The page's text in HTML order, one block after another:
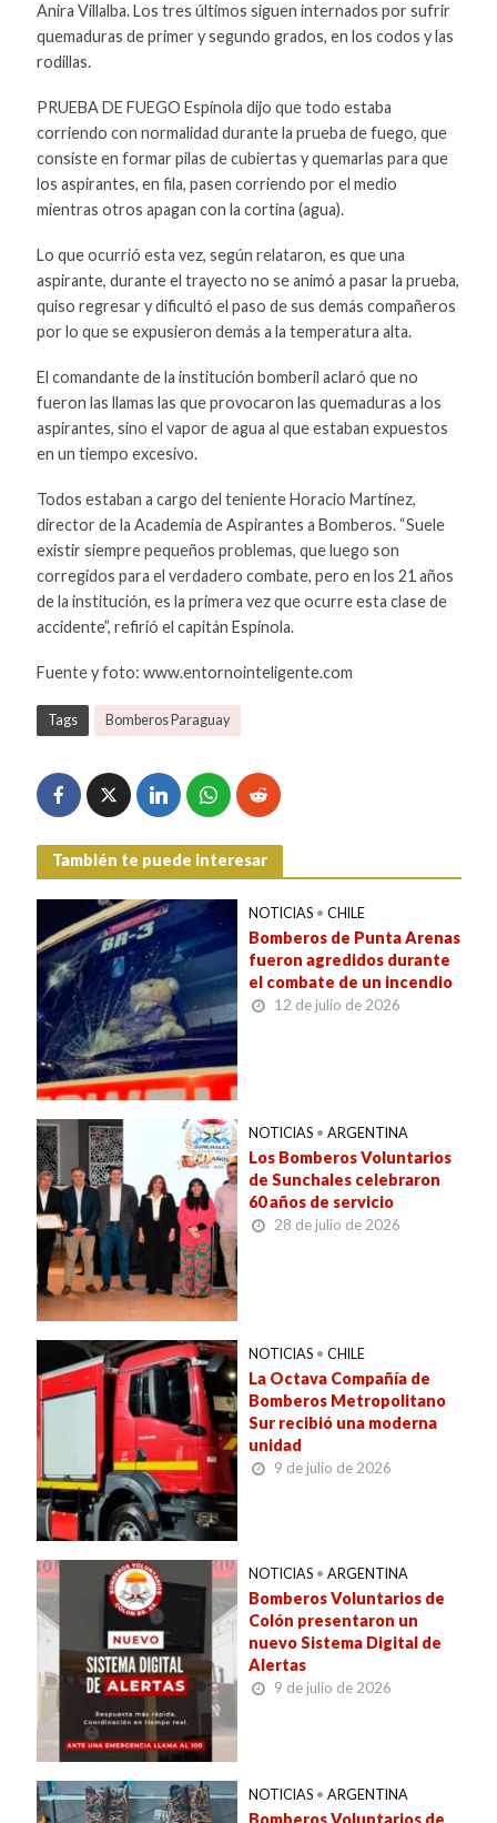
Anira Villalba. Los tres últimos siguen internados por sufrir
quemaduras de primer y segundo grados, en los codos y las
rodillas.
PRUEBA DE FUEGO Espínola dijo que todo estaba
corriendo con normalidad durante la prueba de fuego, que
consiste en formar pilas de cubiertas y quemarlas para que
los aspirantes, en fila, pasen corriendo por el medio
mientras otros apagan con la cortina (agua).
Lo que ocurrió esta vez, según relataron, es que una
aspirante, durante el trayecto no se animó a pasar la prueba,
quiso regresar y dificultó el paso de sus demás compañeros
por lo que se expusieron demás a la temperatura alta.
El comandante de la institución bomberil aclaró que no
fueron las llamas las que provocaron las quemaduras a los
aspirantes, sino el vapor de agua al que estaban expuestos
en un tiempo excesivo.
Todos estaban a cargo del teniente Horacio Martínez,
director de la Academia de Aspirantes a Bomberos. “Suele
existir siempre pequeños problemas, que luego son
corregidos para el verdadero combate, pero en los 21 años
de la institución, es la primera vez que ocurre esta clase de
accidente”, refirió el capitán Espínola.
Fuente y foto: www.entornointeligente.com
Tags Bomberos Paraguay
También te puede interesar
NOTICIAS • CHILE
Bomberos de Punta Arenas
fueron agredidos durante
el combate de un incendio
12 de julio de 2026
NOTICIAS • ARGENTINA
Los Bomberos Voluntarios
de Sunchales celebraron
60 años de servicio
28 de julio de 2026
NOTICIAS • CHILE
La Octava Compañía de
Bomberos Metropolitano
Sur recibió una moderna
unidad
9 de julio de 2026
NOTICIAS • ARGENTINA
Bomberos Voluntarios de
Colón presentaron un
nuevo Sistema Digital de
Alertas
9 de julio de 2026
NOTICIAS • ARGENTINA
Bomberos Voluntarios de